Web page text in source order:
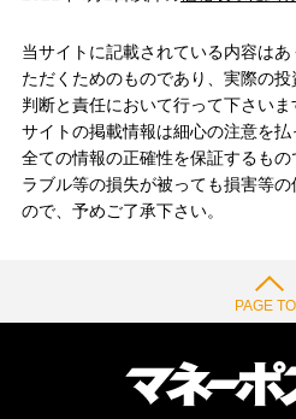
当サイトに記載されている内容は
ただくためのものであり、実際の
判断と責任において行って下さい
サイトの掲載情報は細心の注意を
全ての情報の正確性を保証するも
ラブル等の損失が被っても損害等
ので、予めご了承下さい。
PAGE